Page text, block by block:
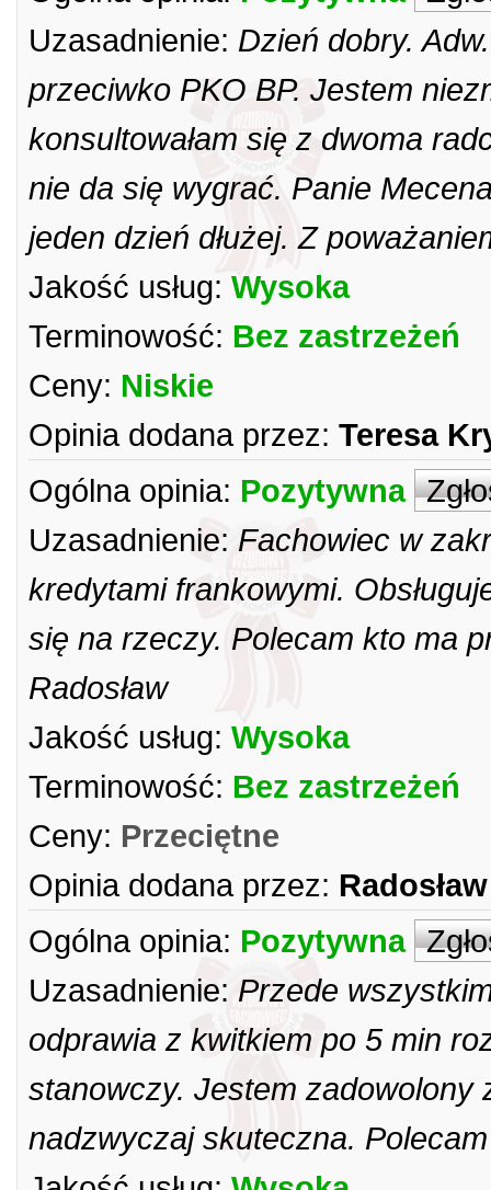
Uzasadnienie: Dzień dobry.
przeciwko PKO BP. Jestem
konsultowałam się z dwoma
nie da się wygrać. Panie
jeden dzień dłużej. Z
Jakość usług: Wysoka
Terminowość: Bez zastrzeżeń
Ceny: Niskie
Opinia dodana przez: Teresa
Ogólna opinia: Pozytywna
Uzasadnienie: Fachowiec w
kredytami frankowymi.
się na rzeczy. Polecam kto ma
Radosław
Jakość usług: Wysoka
Terminowość: Bez zastrzeżeń
Ceny: Przeciętne
Opinia dodana przez: Radosław
Ogólna opinia: Pozytywna
Uzasadnienie: Przede
odprawia z kwitkiem po 5 min
stanowczy. Jestem zadowolony
nadzwyczaj skuteczna.